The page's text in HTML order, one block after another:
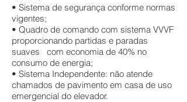
• Sistema de segurança conforme normas
vigentes;
• Quadro de comando com sistema VVVF
proporcionando partidas e paradas
suaves com economia de 40% no
consumo de energia;
• Sistema Independente: não atende
chamados de pavimento em casa de uso
emergencial do elevador.